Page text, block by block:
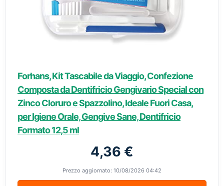
Forhans, Kit Tascabile da Viaggio, Confezione
Composta da Dentifricio Gengivario Special con
Zinco Cloruro e Spazzolino, Ideale Fuori Casa,
per Igiene Orale, Gengive Sane, Dentifricio
Formato 12,5 ml
4,36 €
Prezzo aggiornato: 10/08/2026 04:42